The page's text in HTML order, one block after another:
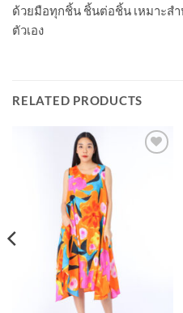
ด้วยมือทุกชิ้น ชิ้นต่อชิ้น เหมาะส
ตัวเอง
RELATED PRODUCTS